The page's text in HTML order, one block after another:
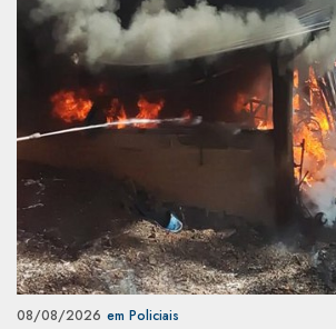
08/08/2026 em Policiais